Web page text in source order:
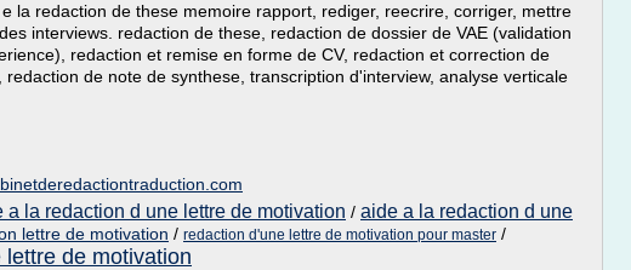
la redaction de these memoire rapport, rediger, reecrire, corriger, mettre
interviews. redaction de these, redaction de dossier de VAE (validation
redaction et remise en forme de CV, redaction et correction de
redaction de note de synthese, transcription d'interview, analyse verticale
a la redaction d une lettre de motivation / aide a la redaction d une
lettre de motivation / redaction d'une lettre de motivation pour master /
de motivation